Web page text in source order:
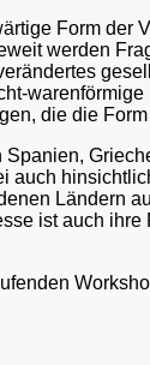
Form der
werden
die die
auch
Ländern
ist auch